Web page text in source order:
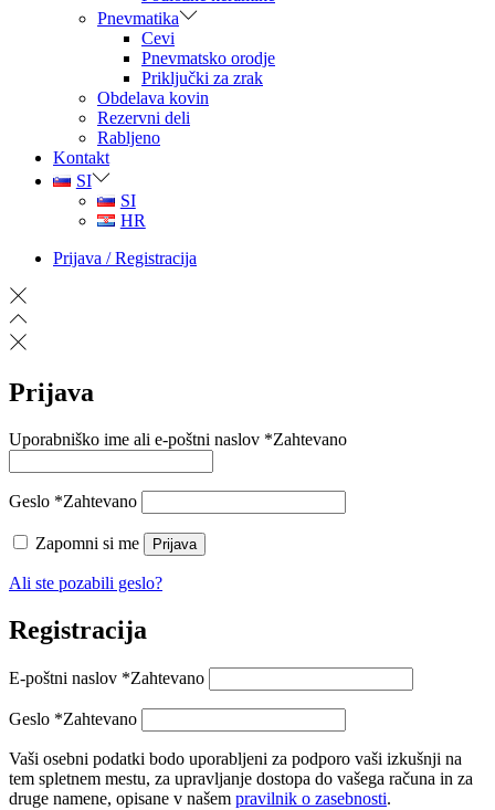
Pnevmatika
Cevi
Pnevmatsko orodje
Priključki za zrak
Obdelava kovin
Rezervni deli
Rabljeno
Kontakt
SI
SI
HR
Prijava / Registracija
Prijava
Uporabniško ime ali e-poštni naslov *Zahtevano
Geslo *Zahtevano
Zapomni si me Prijava
Ali ste pozabili geslo?
Registracija
E-poštni naslov *Zahtevano
Geslo *Zahtevano
Vaši osebni podatki bodo uporabljeni za podporo vaši izkušnji na
tem spletnem mestu, za upravljanje dostopa do vašega računa in za
druge namene, opisane v našem pravilnik o zasebnosti.